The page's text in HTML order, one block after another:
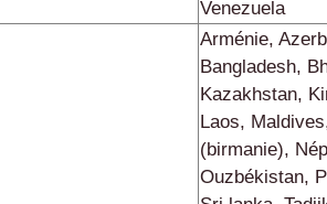
Venezuela
Arménie,
Bangladesh,
Kazakhstan,
Laos,
(birmanie),
Ouzbékistan,